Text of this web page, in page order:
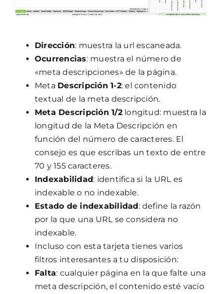
Dirección: muestra la url escaneada.
Ocurrencias: muestra el número de
«meta descripciones» de la página.
Meta Descripción 1-2: el contenido
textual de la meta descripción.
Meta Descripción 1/2longitud: muestra la
longitud de la Meta Descripción en
función del número de caracteres. El
consejo es que escribas un texto de entre
70 y 155 caracteres.
Indexabilidad: identifica si la URL es
indexable o no indexable.
Estado de indexabilidad: define la razón
por la que una URL se considera no
indexable.
Incluso con esta tarjeta tienes varios
filtros interesantes a tu disposición:
Falta: cualquier página en la que falte una
meta descripción, el contenido esté vacío